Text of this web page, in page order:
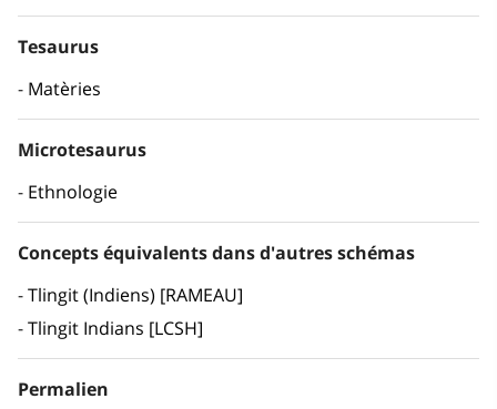
Tesaurus
Matèries
Microtesaurus
Ethnologie
Concepts équivalents dans d'autres schémas
Tlingit (Indiens) [RAMEAU]
Tlingit Indians [LCSH]
Permalien